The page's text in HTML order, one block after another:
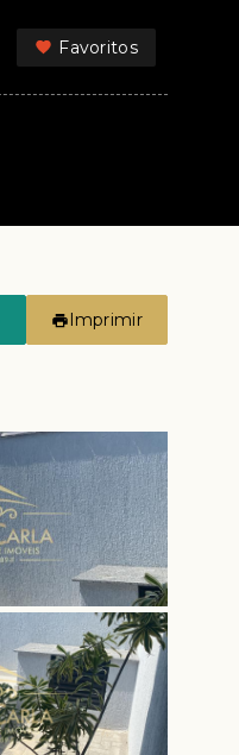
Favoritos
Imprimir